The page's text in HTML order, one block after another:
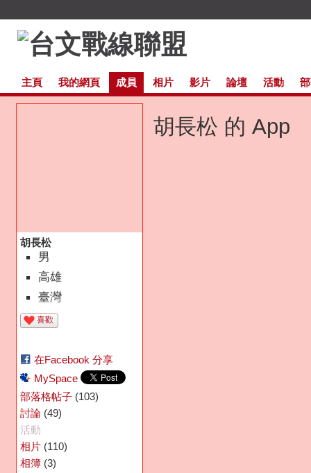
主頁 我的網頁 成員 相片 影片 論壇 活動
胡長松
男
高雄
臺灣
喜歡
在Facebook 分享
MySpace
部落格帖子(103)
討論(49)
活動
相片(110)
相簿(3)
胡長松 的 App